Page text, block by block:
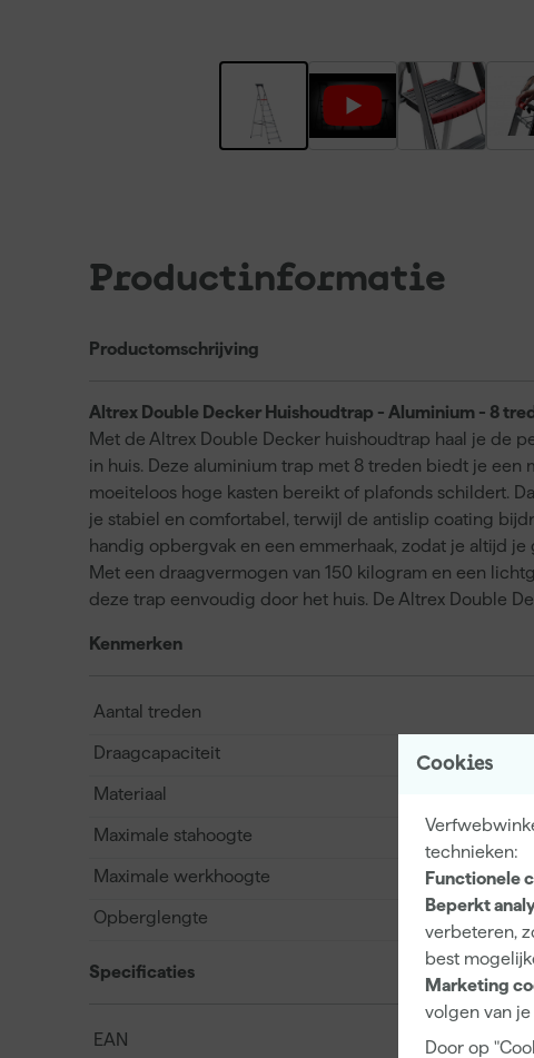
Cookies
technieken:
Functionele
Beperkt
verbeteren,
best
Marketing
volgen van
Door op
Productinformatie
Productomschrijving
Altrex Double Decker Huishoudtrap - Aluminium - 8
Met de Altrex Double Decker huishoudtrap haal je de
in huis. Deze aluminium trap met 8 treden biedt je een
moeiteloos hoge kasten bereikt of plafonds schildert.
je stabiel en comfortabel, terwijl de antislip coating
handig opbergvak en een emmerhaak, zodat je altijd
Met een draagvermogen van 150 kilogram en een
deze trap eenvoudig door het huis. De Altrex Double
Kenmerken
Aantal treden
Draagcapaciteit
Materiaal
Maximale stahoogte
Maximale werkhoogte
Opberglengte
Specificaties
EAN